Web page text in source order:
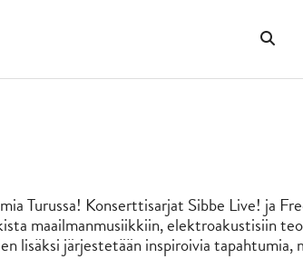
Hae
Turussa! Konserttisarjat Sibbe Live! ja
maailmanmusiikkiin, elektroakustisiin
lisäksi järjestetään inspiroivia